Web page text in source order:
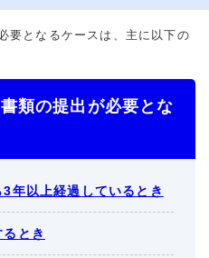
要となるケースは、主に以下の
類の提出が必要とな
年以上経過しているとき
とき